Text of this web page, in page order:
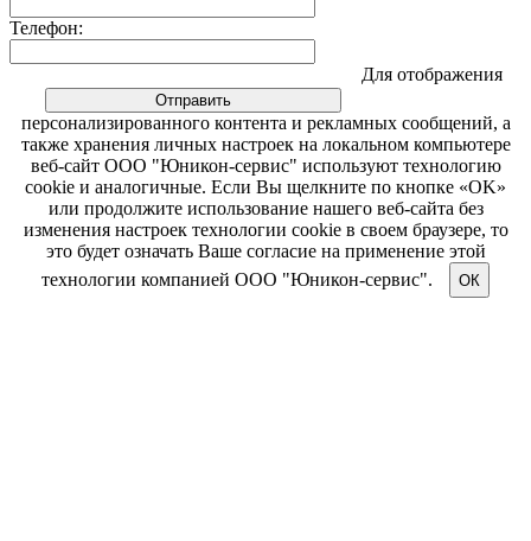
Телефон:
Для отображения
персонализированного контента и рекламных сообщений, а
также хранения личных настроек на локальном компьютере
веб-сайт ООО "Юникон-сервис" используют технологию
cookie и аналогичные. Если Вы щелкните по кнопке «OK»
или продолжите использование нашего веб-сайта без
изменения настроек технологии cookie в своем браузере, то
это будет означать Ваше согласие на применение этой
технологии компанией ООО "Юникон-сервис".
ОК